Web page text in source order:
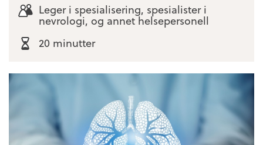
Leger i spesialisering, spesialister i
nevrologi, og annet helsepersonell
20 minutter